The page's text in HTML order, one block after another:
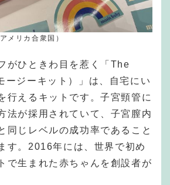
メリカ合衆国）
がひときわ目を惹く「The
ジーキット）」は、自宅にい
行えるキットです。子宮頸管に
法が採用されていて、子宮膣内
同じレベルの成功率であること
す。2016年には、世界で初め
で生まれた赤ちゃんを創設者が